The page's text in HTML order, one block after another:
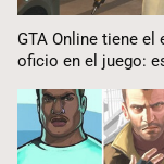
GTA Online tiene
oficio en el juego: